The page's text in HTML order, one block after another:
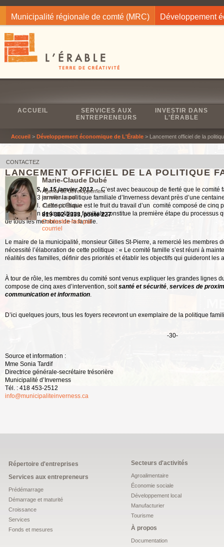
Municipalité régionale de comté (MRC) Développement
ACCUEIL
SERVICES AUX
ENTREPRENEURS
INVESTIR DANS
L'ÉRABLE
Accueil > Développement économique de L'Érable > Lancement officiel de la
LANCEMENT OFFICIEL DE LA POLITIQUE
INVERNESS, le 15 janvier 2013. - C’est avec beaucoup de fierté que le comité
dimanche 13 janvier la politique familiale d’Inverness devant près d’une
dîner amical. Cette politique est le fruit du travail d’un comité composé de cinq
L’élaboration de la politique familiale constitue la première étape du processus
de tous les membres de la famille.
Le maire de la municipalité, monsieur Gilles St-Pierre, a remercié les membres
nécessité l’élaboration de cette politique : « Le comité famille s’est réuni à
réalités des familles, définir des priorités et établir les objectifs qui guideront les
À tour de rôle, les membres du comité sont venus expliquer les grandes lignes
compose de cinq axes d’intervention, soitsanté et sécurité, services de
communication et information.
D’ici quelques jours, tous les foyers recevront un exemplaire de la politique
-30-
Source et information :
Mme Sonia Tardif
Directrice générale-secrétaire trésorière
Municipalité d’Inverness
Tél. : 418 453-2512
info@municipaliteinverness.ca
CONTACTEZ
Marie-Claude Dubé
Agente de développement
en milieu rural
CLD de L'Érable
819 362-2333, poste 227
Contactez-moi par
courriel
Répertoire d'entreprises
Services aux entrepreneurs
Prédémarrage
Démarrage et maturité
Croissance
Services
Fonds et mesures
Secteurs d'activités
Agroalimentaire
Économie sociale
Développement local
Manufacturier
Tourisme
À propos
Documentation